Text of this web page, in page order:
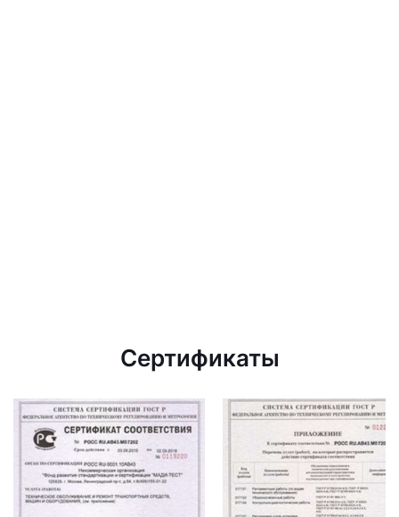
Сертификаты